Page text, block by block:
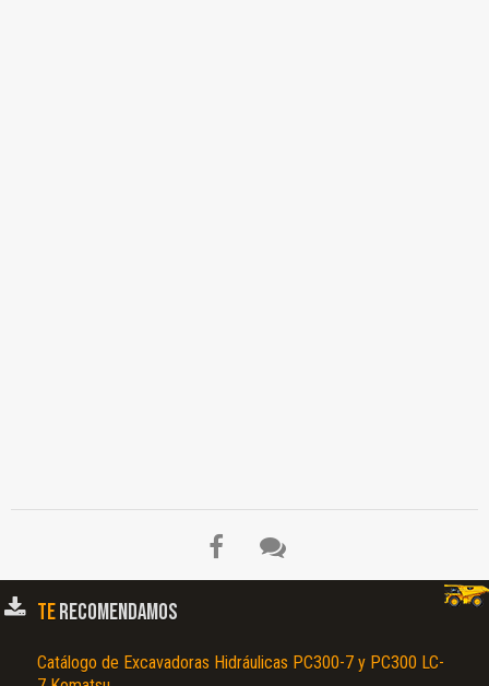
TERECOMENDAMOS
Catálogo de Excavadoras Hidráulicas PC300-7 y PC300 LC-